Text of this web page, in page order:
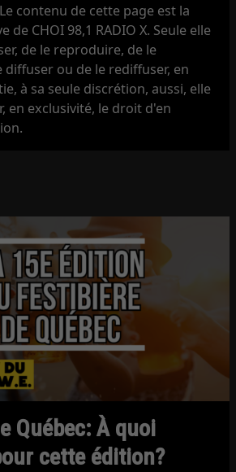
Le contenu de cette page est la
de CHOI 98,1 RADIO X. Seule elle
de le reproduire, de le
ou de le rediffuser, en
à sa seule discrétion, aussi, elle
en exclusivité, le droit d'en
Québec: À quoi
cette édition?